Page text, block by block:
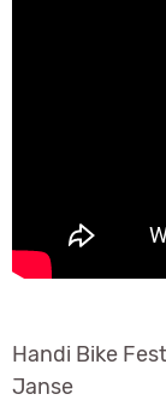
Handi Bike
Janse